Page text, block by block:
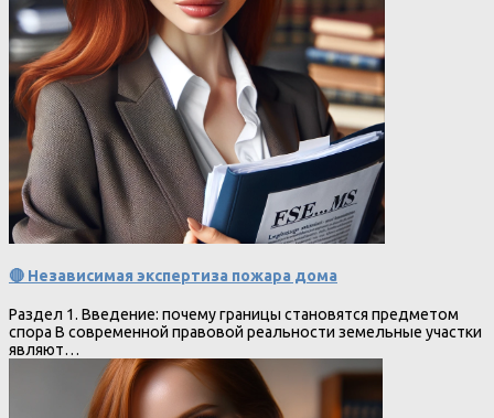
🔴 Независимая экспертиза пожара дома
Раздел 1. Введение: почему границы становятся предметом
спора В современной правовой реальности земельные участки
являют…